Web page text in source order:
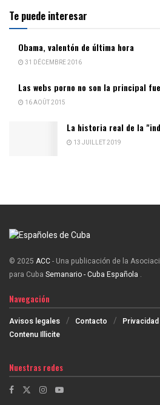
Te puede interesar
Obama, valentón de última hora
31 DÉCEMBRE 2016
Las webs porno no son la principal
16 AOÛT 2015
La historia real de la
13 JUILLET 2019
© 2025 ACC- Una publicación de la
para Cuba Semanario - Cuba Española .
Navegación
Avisos legales Contacto
Contenu Illicite
Nuestras redes